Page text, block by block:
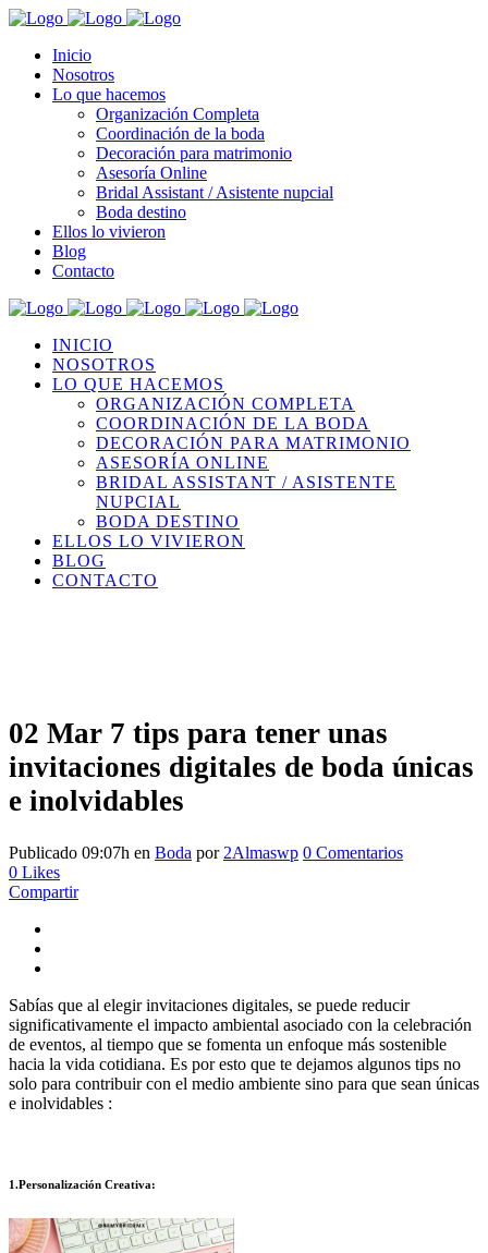
Inicio
Nosotros
Lo que hacemos
Organización Completa
Coordinación de la boda
Decoración para matrimonio
Asesoría Online
Bridal Assistant / Asistente nupcial
Boda destino
Ellos lo vivieron
Blog
Contacto
INICIO
NOSOTROS
LO QUE HACEMOS
ORGANIZACIÓN COMPLETA
COORDINACIÓN DE LA BODA
DECORACIÓN PARA MATRIMONIO
ASESORÍA ONLINE
BRIDAL ASSISTANT / ASISTENTE
NUPCIAL
BODA DESTINO
ELLOS LO VIVIERON
BLOG
CONTACTO
02 Mar 7 tips para tener unas
invitaciones digitales de boda únicas
e inolvidables
Publicado 09:07h en Boda por 2Almaswp 0 Comentarios
0 Likes
Compartir
Sabías que al elegir invitaciones digitales, se puede reducir
significativamente el impacto ambiental asociado con la celebración
de eventos, al tiempo que se fomenta un enfoque más sostenible
hacia la vida cotidiana. Es por esto que te dejamos algunos tips no
solo para contribuir con el medio ambiente sino para que sean únicas
e inolvidables :
1.Personalización Creativa: